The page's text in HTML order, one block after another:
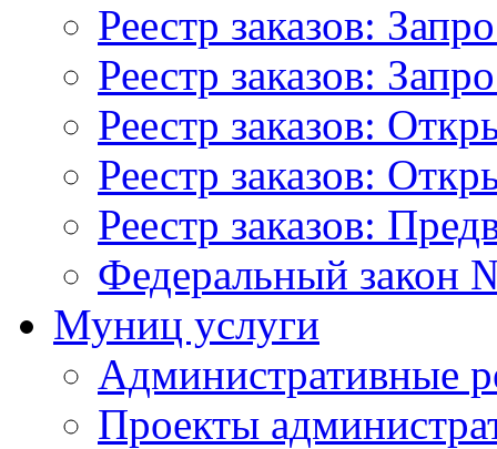
Реестр заказов:
Реестр заказов:
Реестр заказов:
Реестр заказов:
Реестр заказов:
Федеральный закон
Муниц услуги
Административные
Проекты